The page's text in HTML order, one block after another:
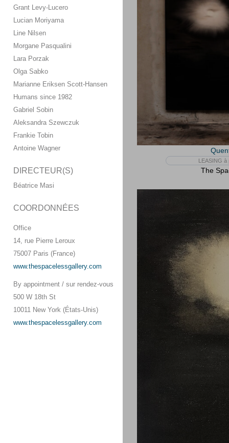
Grant Levy-Lucero
Lucian Moriyama
Line Nilsen
Morgane Pasqualini
Lara Porzak
Olga Sabko
Marianne Eriksen Scott-Hansen
Humans since 1982
Gabriel Sobin
Aleksandra Szewczuk
Frankie Tobin
Antoine Wagner
DIRECTEUR(S)
Béatrice Masi
COORDONNÉES
Office
14, rue Pierre Leroux
75007 Paris (France)
www.thespacelessgallery.com
By appointment / sur rendez-vous
500 W 18th St
10011 New York (États-Unis)
www.thespacelessgallery.com
LEASING à
The